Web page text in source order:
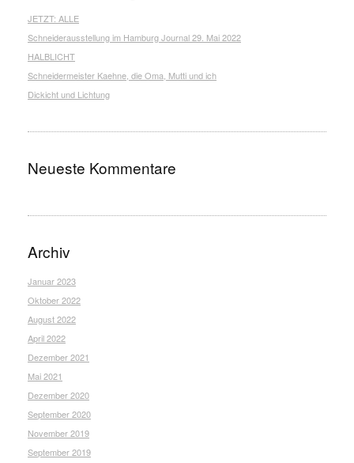
JETZT: ALLE
Schneiderausstellung im Hamburg Journal 29. Mai 2022
HALBLICHT
Schneidermeister Kaehne, die Oma, Mutti und ich
Dickicht und Lichtung
Neueste Kommentare
Archiv
Januar 2023
Oktober 2022
August 2022
April 2022
Dezember 2021
Mai 2021
Dezember 2020
September 2020
November 2019
September 2019